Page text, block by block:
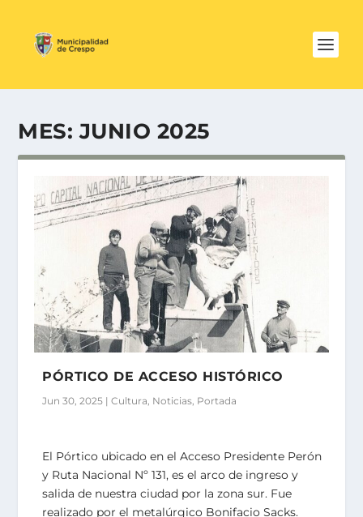
MES:JUNIO 2025
PÓRTICO DE ACCESO HISTÓRICO
Jun 30, 2025 |Cultura Noticias Portada
El Pórtico ubicado en el Acceso Presidente Perón
y Ruta Nacional Nº 131, es el arco de ingreso y
salida de nuestra ciudad por la zona sur. Fue
realizado por el metalúrgico Bonifacio Sacks.